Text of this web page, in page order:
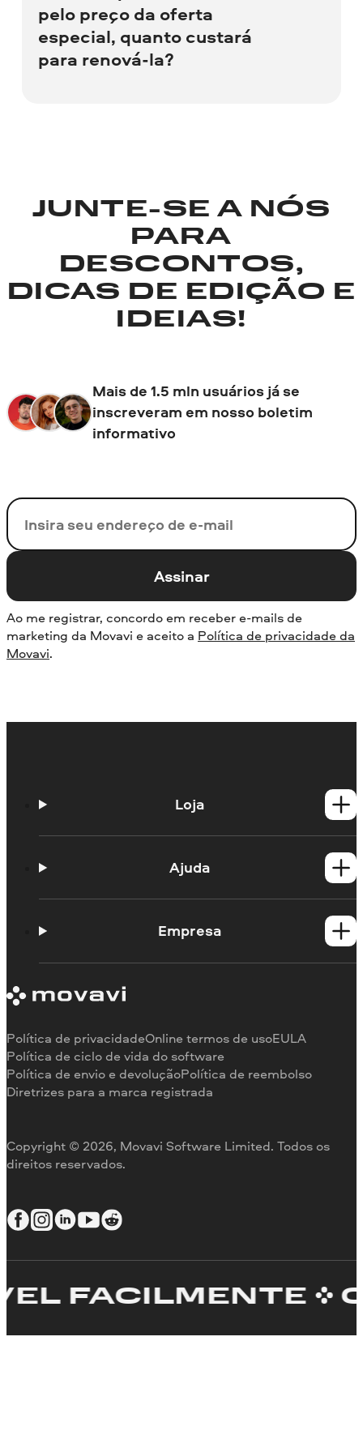
número de recursos e ferramentas.
pelo preço da oferta
especial, quanto custará
para renová-la?
JUNTE-SE A NÓS
PARA
DESCONTOS,
DICAS DE EDIÇÃO E
IDEIAS!
Mais de 1.5 mln usuários já se
inscreveram em nosso boletim
informativo
Seu e-mail
Assinar
Ao me registrar, concordo em receber e-mails de
marketing da Movavi e aceito a Política de privacidade da
Movavi.
Loja
Produtos para Mac Ajuda
Portal de aprendizagem
Limitações da versão de teste
Reembolso
Empresa
Testemunhos
Por que nos escolher
Para o trabalho
Copyright © 2026, Movavi Software Limited. Todos os
direitos reservados.
Política de privacidadeOnline termos de usoEULA
Política de ciclo de vida do software
Política de envio e devoluçãoPolítica de reembolso
Diretrizes para a marca registrada
FACILMENTE